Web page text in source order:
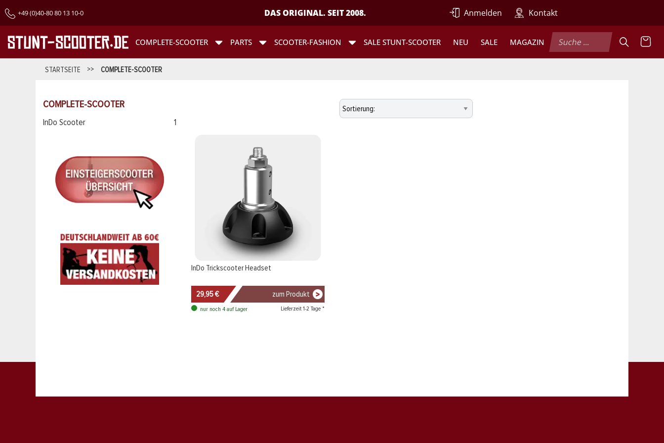
+49 (0)40-80 80 13 10-0 DAS ORIGINAL. SEIT 2008. Anmelden Kontakt
COMPLETE-SCOOTER PARTS SCOOTER-FASHION SALE STUNT-SCOOTER NEU SALE MAGAZIN
STARTSEITE >> COMPLETE-SCOOTER
COMPLETE-SCOOTER
InDo Scooter 1
InDo Trickscooter Headset
29,95 € zum Produkt
nur noch 4 auf Lager Lieferzeit 1-2 Tage *